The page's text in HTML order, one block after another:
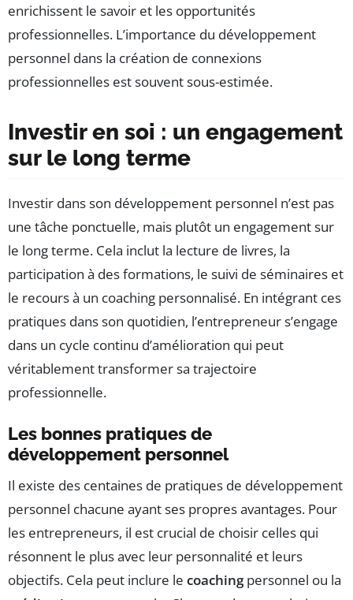
enrichissent le savoir et les opportunités
professionnelles. L’importance du développement
personnel dans la création de connexions
professionnelles est souvent sous-estimée.
Investir en soi : un engagement
sur le long terme
Investir dans son développement personnel n’est pas
une tâche ponctuelle, mais plutôt un engagement sur
le long terme. Cela inclut la lecture de livres, la
participation à des formations, le suivi de séminaires et
le recours à un coaching personnalisé. En intégrant ces
pratiques dans son quotidien, l’entrepreneur s’engage
dans un cycle continu d’amélioration qui peut
véritablement transformer sa trajectoire
professionnelle.
Les bonnes pratiques de
développement personnel
Il existe des centaines de pratiques de développement
personnel chacune ayant ses propres avantages. Pour
les entrepreneurs, il est crucial de choisir celles qui
résonnent le plus avec leur personnalité et leurs
objectifs. Cela peut inclure le coachingpersonnel ou la